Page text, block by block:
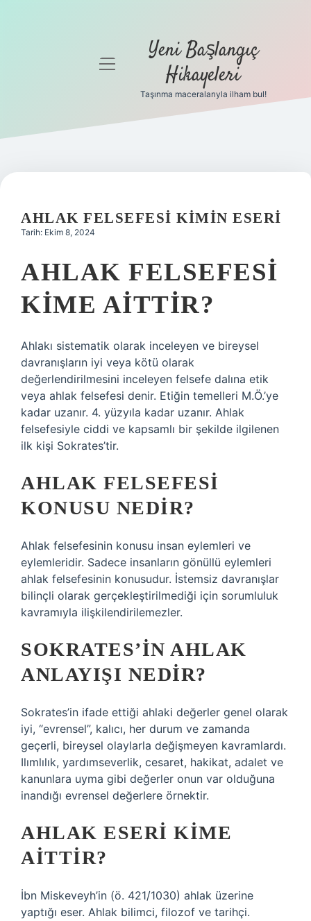
Gizlilik
Hakkımızda
menüyü
Yeni Başlangıç
Hikayeleri
Taşınma maceralarıyla ilham bul!
AHLAK FELSEFESI KIMIN ESERI
Tarih: Ekim 8, 2024
AHLAK FELSEFESI
KIME AITTIR?
Ahlakı sistematik olarak inceleyen ve bireysel
davranışların iyi veya kötü olarak
değerlendirilmesini inceleyen felsefe dalına etik
veya ahlak felsefesi denir. Etiğin temelleri M.Ö.’ye
kadar uzanır. 4. yüzyıla kadar uzanır. Ahlak
felsefesiyle ciddi ve kapsamlı bir şekilde ilgilenen
ilk kişi Sokrates’tir.
AHLAK FELSEFESI
KONUSU NEDIR?
Ahlak felsefesinin konusu insan eylemleri ve
eylemleridir. Sadece insanların gönüllü eylemleri
ahlak felsefesinin konusudur. İstemsiz davranışlar
bilinçli olarak gerçekleştirilmediği için sorumluluk
kavramıyla ilişkilendirilemezler.
SOKRATES’IN AHLAK
ANLAYIŞI NEDIR?
Sokrates’in ifade ettiği ahlaki değerler genel olarak
iyi, “evrensel”, kalıcı, her durum ve zamanda
geçerli, bireysel olaylarla değişmeyen kavramlardı.
Ilımlılık, yardımseverlik, cesaret, hakikat, adalet ve
kanunlara uyma gibi değerler onun var olduğuna
inandığı evrensel değerlere örnektir.
AHLAK ESERI KIME
AITTIR?
İbn Miskeveyh’in (ö. 421/1030) ahlak üzerine
yaptığı eser. Ahlak bilimci, filozof ve tarihçi.